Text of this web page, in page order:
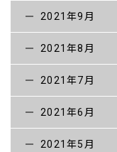
2021年9月
2021年8月
2021年7月
2021年6月
2021年5月